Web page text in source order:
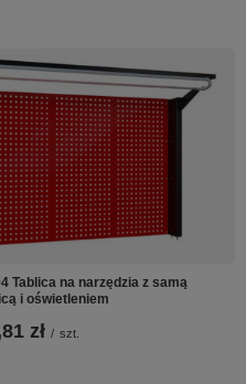
Tablica na narzędzia z samą
i oświetleniem
zł / szt.